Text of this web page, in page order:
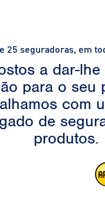
25 seguradoras, em
a dar-
para o seu
com
de
produtos.